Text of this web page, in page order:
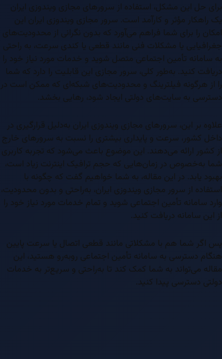
برای حل این مشکل، استفاده از سرورهای مجازی ویندوزی ایران
یک راهکار مؤثر و کارآمد است. سرور مجازی ویندوزی ایران این
امکان را برای شما فراهم می‌آورد که بدون نگرانی از محدودیت‌های
جغرافیایی یا مشکلات فنی مانند قطعی یا کندی سرعت، به راحتی
به سامانه تأمین اجتماعی متصل شوید و خدمات مورد نیاز خود را
دریافت کنید. به‌طور کلی، سرور مجازی این قابلیت را دارد که شما
را از هرگونه فیلترینگ و محدودیت‌های شبکه‌ای که ممکن است در
دسترسی به سایت‌های دولتی ایجاد شود، رهایی بخشد.
علاوه بر این، سرورهای مجازی ویندوزی ایران به‌دلیل قرارگیری در
داخل کشور، سرعت و پایداری بیشتری را نسبت به سرورهای خارج
از کشور ارائه می‌دهند. این موضوع باعث می‌شود که تجربه کاربری
شما به‌خصوص در زمان‌هایی که حجم ترافیک اینترنت زیاد است،
بهبود یابد. در این مقاله، به شما خواهیم گفت که چگونه با
استفاده از سرور مجازی ویندوزی ایران، به‌راحتی و بدون محدودیت،
وارد سامانه تأمین اجتماعی شوید و تمام خدمات مورد نیاز خود را
از این سامانه دریافت کنید.
پس اگر شما هم با مشکلاتی مانند قطعی اتصال یا سرعت پایین
هنگام دسترسی به سامانه تأمین اجتماعی روبه‌رو هستید، این
مقاله می‌تواند به شما کمک کند تا به‌راحتی و سریع‌تر به خدمات
دولتی دسترسی پیدا کنید.